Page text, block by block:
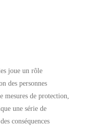
joue un rôle
des personnes
mesures de protection,
une série de
conséquences